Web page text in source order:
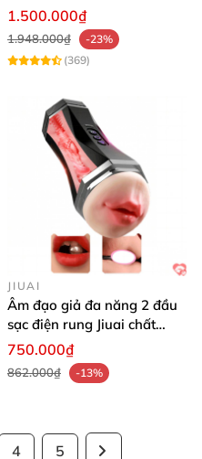
đã giá tốt
1.500.000₫
1.948.000₫
-23%
(369)
JIUAI
Âm đạo giả đa năng 2 đầu
sạc điện rung Jiuai chất
lượng cao
750.000₫
862.000₫ -13%
4 5